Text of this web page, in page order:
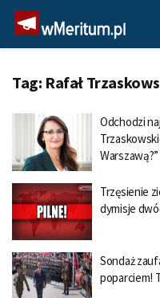
Tag: Rafał
Odchodzi
Warszawą?”
Trzęsienie
dymisje
Sondaż
poparciem!